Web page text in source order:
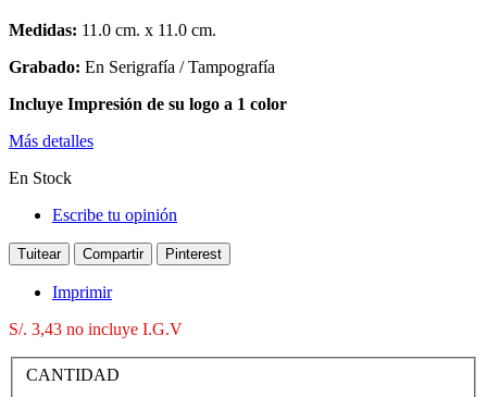
Medidas: 11.0 cm. x 11.0 cm.
Grabado: En Serigrafía / Tampografía
Incluye Impresión de su logo a 1 color
Más detalles
En Stock
Escribe tu opinión
Tuitear Compartir Pinterest
Imprimir
S/. 3,43 no incluye I.G.V
CANTIDAD